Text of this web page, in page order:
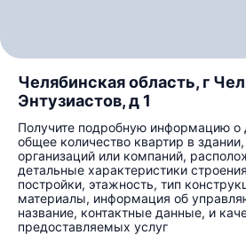
Челябинская область, г
Энтузиастов, д 1
Получите подробную информацию о
общее количество квартир в
организаций или компаний,
детальные характеристики
постройки, этажность, тип
материалы, информация об
название, контактные данные, и
предоставляемых услуг